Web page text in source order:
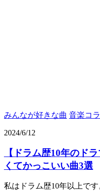
みんなが好きな曲 音楽コ
2024/6/12
【ドラム歴10年のド
くてかっこいい曲3選
私はドラム歴10年以上で